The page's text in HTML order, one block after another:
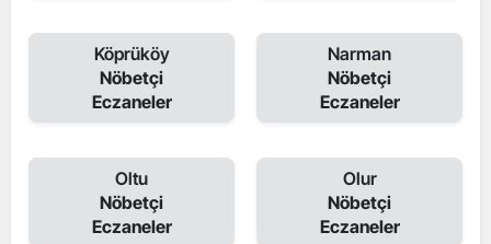
Köprüköy
Nöbetçi
Eczaneler
Narman
Nöbetçi
Eczaneler
Oltu
Nöbetçi
Eczaneler
Olur
Nöbetçi
Eczaneler